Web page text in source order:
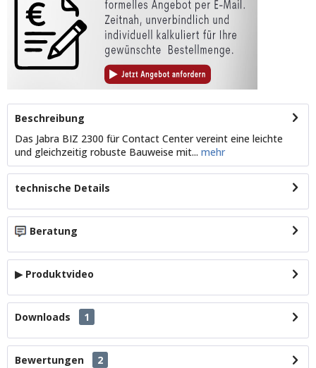
Beschreibung
Das Jabra BIZ 2300 für Contact Center vereint eine leichte
und gleichzeitig robuste Bauweise mit... mehr
technische Details
Beratung
▶ Produktvideo
Downloads 1
Bewertungen 2